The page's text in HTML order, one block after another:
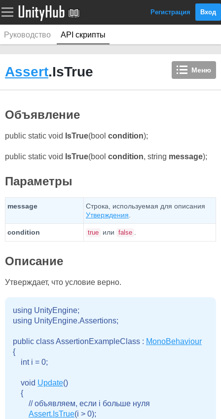
Регистрация Вход
Руководство API скрипты
Меню
Assert.IsTrue
Объявление
public static void IsTrue(bool condition);
public static void IsTrue(bool condition, string message);
Параметры
message
Строка, используемая для описания
Утверждения
condition true или false
Описание
Утверждает, что условие верно.
using UnityEngine;
using UnityEngine.Assertions;
public class AssertionExampleClass : MonoBehaviour
{
    int i = 0;
    void
Update()
    {
        // объявляем, если i больше нуля
Assert.IsTrue(i > 0);